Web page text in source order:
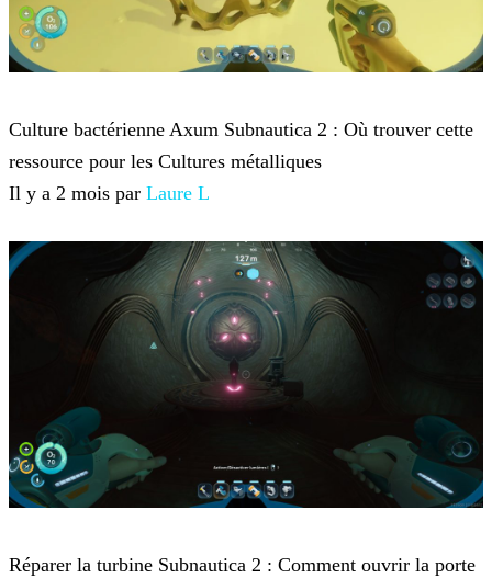
Culture bactérienne Axum Subnautica 2 : Où trouver cette
ressource pour les Cultures métalliques
Il y a 2 mois par Laure L
Réparer la turbine Subnautica 2 : Comment ouvrir la porte